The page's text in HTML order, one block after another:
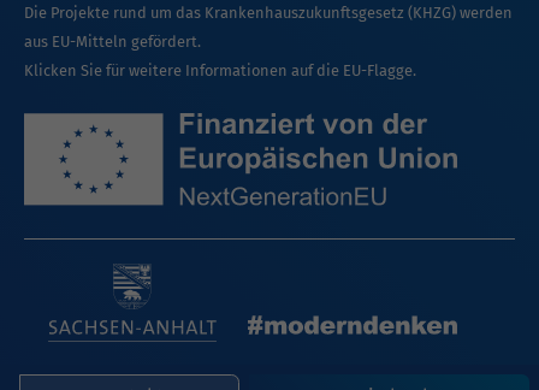
Die Projekte rund um das Krankenhauszukunftsgesetz (KHZG) werden
aus EU-Mitteln gefördert.
Klicken Sie für weitere Informationen auf die EU-Flagge.